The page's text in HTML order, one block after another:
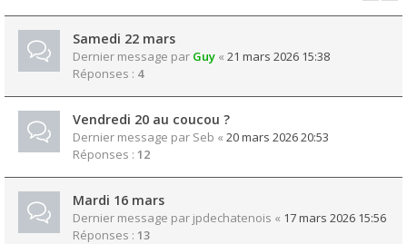
Samedi 22 mars
Dernier message par Guy « 21 mars 2026 15:38
Réponses : 4
Vendredi 20 au coucou ?
Dernier message par Seb « 20 mars 2026 20:53
Réponses : 12
Mardi 16 mars
Dernier message par jpdechatenois « 17 mars 2026 15:56
Réponses : 13